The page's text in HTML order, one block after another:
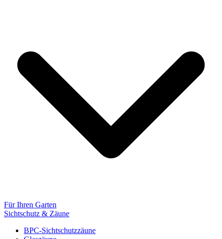
Für Ihren Garten
Sichtschutz & Zäune
BPC-Sichtschutzzäune